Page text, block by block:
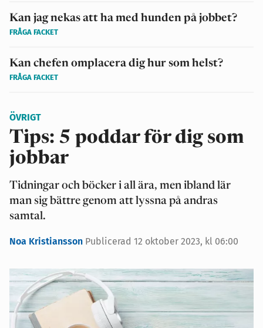
Kan jag nekas att ha med hunden på jobbet?
FRÅGA FACKET
Kan chefen omplacera dig hur som helst?
FRÅGA FACKET
ÖVRIGT
Tips: 5 poddar för dig som
jobbar
Tidningar och böcker i all ära, men ibland lär
man sig bättre genom att lyssna på andras
samtal.
Noa Kristiansson Publicerad 12 oktober 2023, kl 06:00